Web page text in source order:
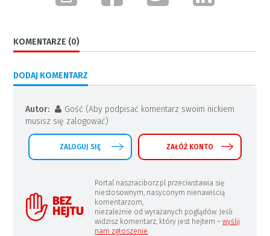
KOMENTARZE (0)
DODAJ KOMENTARZ
Autor:
Gość (Aby podpisać komentarz swoim nickiem
musisz się zalogować)
ZALOGUJ SIĘ ZAŁÓŻ KONTO
Portal naszraciborz.pl przeciwstawia się
niestosownym, nasyconym nienawiścią
komentarzom,
niezależnie od wyrażanych poglądów. Jeśli
widzisz komentarz, który jest hejtem –wyślij
nam zgłoszenie